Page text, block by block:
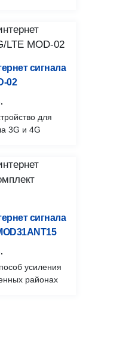
сигнала
02
для
3G и 4G
сигнала
усиления
районах